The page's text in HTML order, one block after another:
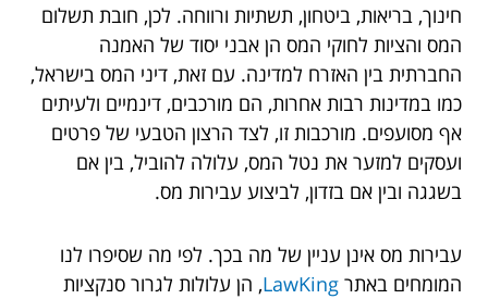
חינוך, בריאות, ביטחון, תשתיות ורווחה. לכן, חובת תשלום
המס והציות לחוקי המס הן אבני יסוד של האמנה
החברתית בין האזרח למדינה. עם זאת, דיני המס בישראל,
כמו במדינות רבות אחרות, הם מורכבים, דינמיים ולעיתים
אף מסועפים. מורכבות זו, לצד הרצון הטבעי של פרטים
ועסקים למזער את נטל המס, עלולה להוביל, בין אם
בשגגה ובין אם בזדון, לביצוע עבירות מס.
עבירות מס אינן עניין של מה בכך. לפי מה שסיפרו לנו
המומחים באתר LawKing, הן עלולות לגרור סנקציות